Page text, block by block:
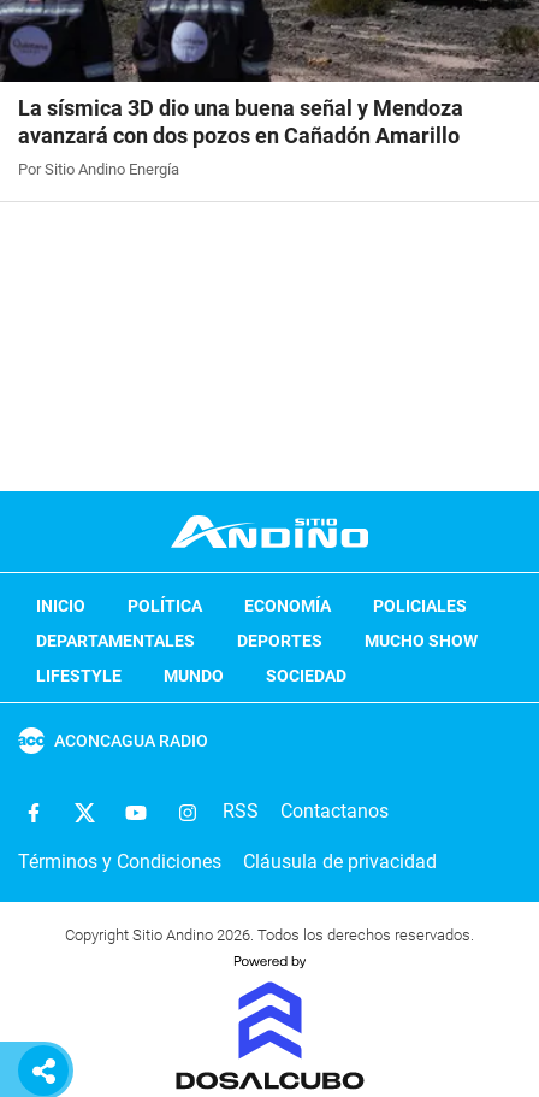
La sísmica 3D dio una buena señal y Mendoza
avanzará con dos pozos en Cañadón Amarillo
Por Sitio Andino Energía
INICIO POLÍTICA ECONOMÍA
POLICIALES
DEPARTAMENTALES
DEPORTES
MUCHO SHOW
LIFESTYLE
MUNDO SOCIEDAD
ACONCAGUA RADIO
RSS Contactanos
Términos y Condiciones Cláusula de privacidad
Copyright Sitio Andino 2026. Todos los derechos reservados.